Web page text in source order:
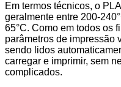
Em termos técnicos, o
geralmente entre 200-
65°C. Como em todos os
parâmetros de impressão
sendo lidos
carregar e imprimir, sem
complicados.